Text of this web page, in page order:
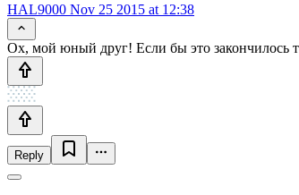
HAL9000 Nov 25 2015 at 12:38
Ох, мой юный друг! Если бы это закончилось
Reply